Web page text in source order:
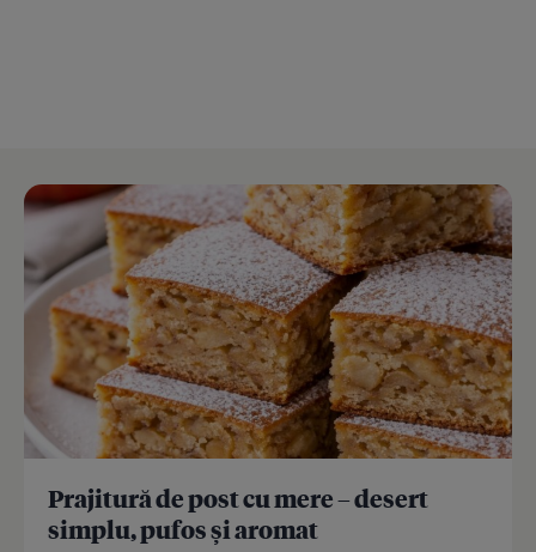
Prajitură de post cu mere – desert
simplu, pufos și aromat